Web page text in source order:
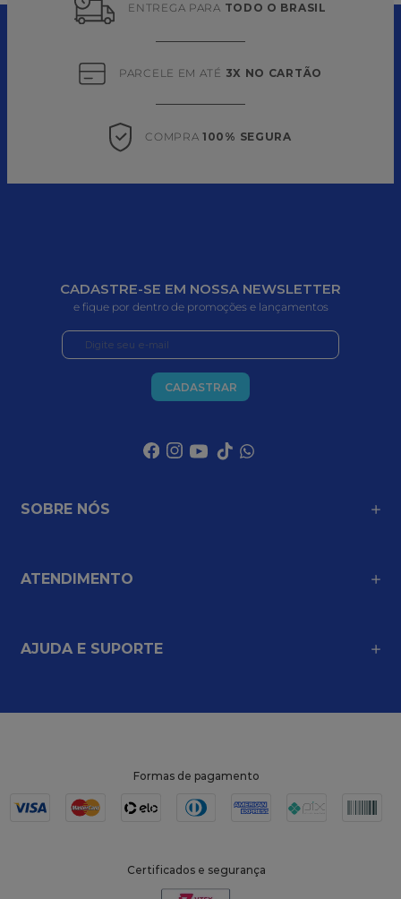
ENTREGA PARA TODO O BRASIL
PARCELE EM ATÉ 3X NO CARTÃO
COMPRA 100% SEGURA
CADASTRE-SE EM NOSSA NEWSLETTER
e fique por dentro de promoções e lançamentos
CADASTRAR
SOBRE NÓS
ATENDIMENTO
AJUDA E SUPORTE
Formas de pagamento
Certificados e segurança